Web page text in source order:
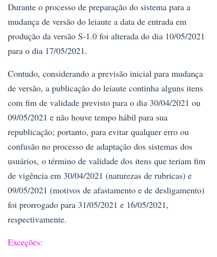
Durante o processo de preparação do sistema para a
mudança de versão do leiaute a data de entrada em
produção da versão S-1.0 foi alterada do dia 10/05/2021
para o dia 17/05/2021.
Contudo, considerando a previsão inicial para mudança
de versão, a publicação do leiaute continha alguns itens
com fim de validade previsto para o dia 30/04/2021 ou
09/05/2021 e não houve tempo hábil para sua
republicação; portanto, para evitar qualquer erro ou
confusão no processo de adaptação dos sistemas dos
usuários, o término de validade dos itens que teriam fim
de vigência em 30/04/2021 (naturezas de rubricas) e
09/05/2021 (motivos de afastamento e de desligamento)
foi prorrogado para 31/05/2021 e 16/05/2021,
respectivamente.
Exceções: